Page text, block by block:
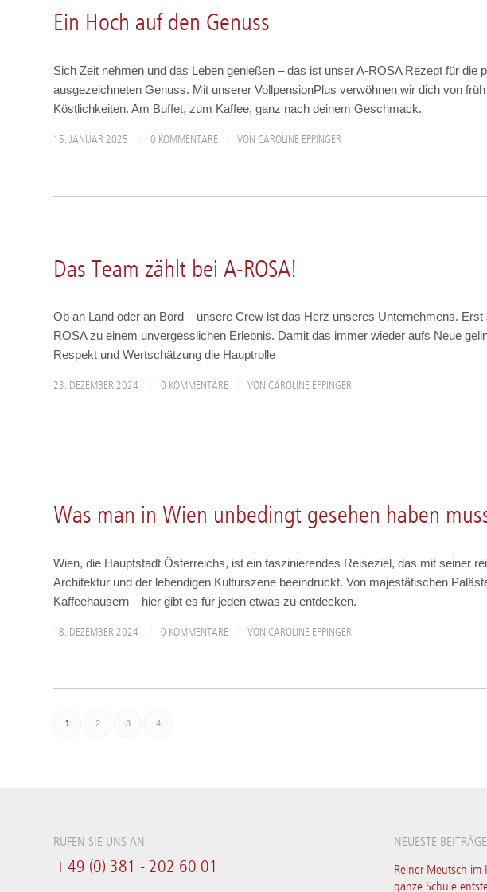
Ein Hoch auf den Genuss
Sich Zeit nehmen und das Leben genießen – das ist unser A-ROSA Rezept für die
ausgezeichneten Genuss. Mit unserer VollpensionPlus verwöhnen wir dich von
Köstlichkeiten. Am Buffet, zum Kaffee, ganz nach deinem Geschmack.
15. JANUAR 2025 0 KOMMENTARE VON CAROLINE EPPINGER
Das Team zählt bei A-ROSA!
Ob an Land oder an Bord – unsere Crew ist das Herz unseres Unternehmens.
ROSA zu einem unvergesslichen Erlebnis. Damit das immer wieder aufs Neue
Respekt und Wertschätzung die Hauptrolle
23. DEZEMBER 2024 0 KOMMENTARE VON CAROLINE EPPINGER
Was man in Wien unbedingt gesehen haben
Wien, die Hauptstadt Österreichs, ist ein faszinierendes Reiseziel, das mit seiner
Architektur und der lebendigen Kulturszene beeindruckt. Von majestätischen
Kaffeehäusern – hier gibt es für jeden etwas zu entdecken.
18. DEZEMBER 2024 0 KOMMENTARE VON CAROLINE EPPINGER
1 2 3 4
RUFEN SIE UNS AN
+49 (0) 381 - 202 60 01
NEUESTE BEITRÄGE
Reiner Meutsch im
ganze Schule